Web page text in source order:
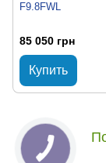
F9.8FWL
85 050 грн
Купить